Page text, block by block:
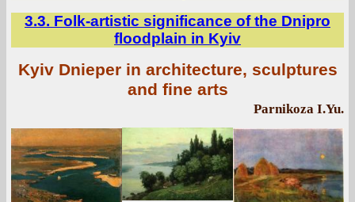
3.3. Folk-artistic significance of the Dnipro
floodplain in Kyiv
Kyiv Dnieper in architecture, sculptures
and fine arts
Parnikoza I.Yu.